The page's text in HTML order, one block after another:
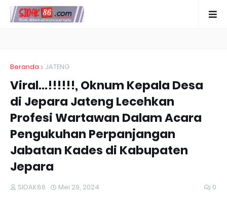
Beranda JATENG
Viral...!!!!!!, Oknum Kepala Desa
di Jepara Jateng Lecehkan
Profesi Wartawan Dalam Acara
Pengukuhan Perpanjangan
Jabatan Kades di Kabupaten
Jepara
SIDAK86 Mei 29, 2024 0